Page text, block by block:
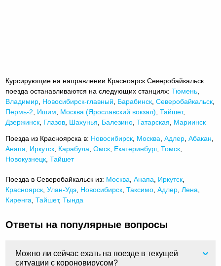
Курсирующие на направлении Красноярск Северобайкальск
поезда останавливаются на следующих станциях:Тюмень
Владимир Новосибирск-главный Барабинск ,Северобайкальск
Пермь-2
Ишим Москва (Ярославский вокзал) ,Тайшет,
Дзержинск Глазов Шахунья Балезино ,Татарская Мариинск
Поезда из Красноярска в: Новосибирск Москва ,Адлер ,Абакан
Анапа
Иркутск Карабула ,Омск Екатеринбург,Томск
Новокузнецк ,Тайшет
Поезда в Северобайкальск из: Москва ,Анапа Иркутск
Красноярск ,Улан-Удэ Новосибирск ,Таксимо ,Адлер ,Лена
Киренга ,Тайшет,Тында
Ответы на популярные вопросы
Можно ли сейчас ехать на поезде в текущей
ситуации с короновирусом?